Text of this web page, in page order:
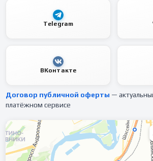
Telegram
ВКонтакте
Договор публичной оферты —
платёжном сервисе